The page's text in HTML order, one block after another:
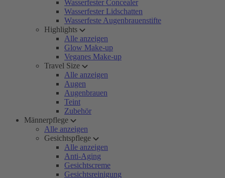
Wasserfester Concealer
Wasserfester Lidschatten
Wasserfeste Augenbrauenstifte
Highlights
Alle anzeigen
Glow Make-up
Veganes Make-up
Travel Size
Alle anzeigen
Augen
Augenbrauen
Teint
Zubehör
Männerpflege
Alle anzeigen
Gesichtspflege
Alle anzeigen
Anti-Aging
Gesichtscreme
Gesichtsreinigung